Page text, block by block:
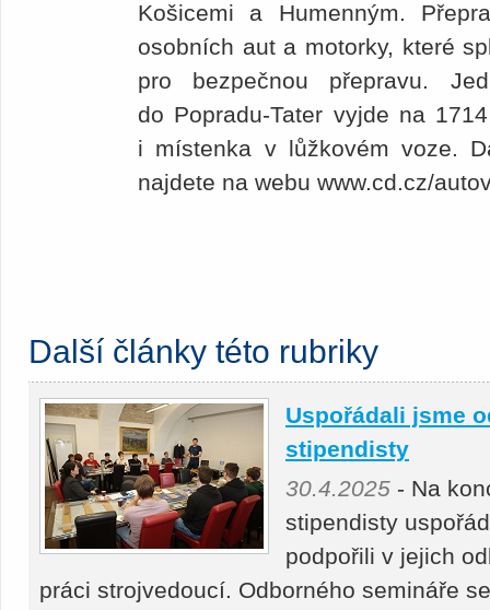
Košicemi a Humenným.
osobních aut a motorky, které
pro bezpečnou přepravu.
do Popradu-Tater vyjde na
i místenka v lůžkovém voze.
najdete na webu www.cd.cz/
Další články této rubriky
Uspořádali jsme
stipendisty
30.4.2025 - Na
stipendisty
podpořili v jejich
práci strojvedoucí. Odborného semináře